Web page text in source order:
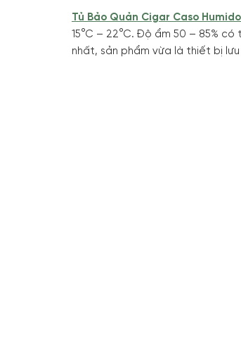
Tủ Bảo Quản Cigar Caso
15°C – 22°C. Độ ẩm 50 – 85%
nhất, sản phẩm vừa là thiết bị